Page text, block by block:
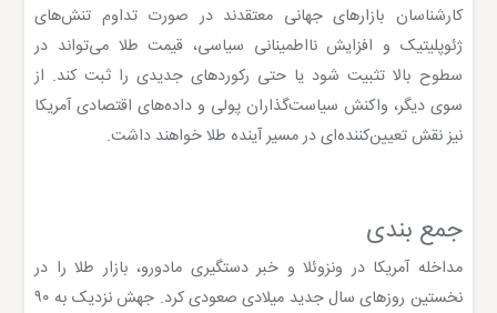
کارشناسان بازارهای جهانی معتقدند در صورت تداوم تنش‌های
ژئوپلیتیک و افزایش نااطمینانی سیاسی، قیمت طلا می‌تواند در
سطوح بالا تثبیت شود یا حتی رکوردهای جدیدی را ثبت کند. از
سوی دیگر، واکنش سیاست‌گذاران پولی و داده‌های اقتصادی آمریکا
نیز نقش تعیین‌کننده‌ای در مسیر آینده طلا خواهند داشت.
جمع بندی
مداخله آمریکا در ونزوئلا و خبر دستگیری مادورو، بازار طلا را در
نخستین روزهای سال جدید میلادی صعودی کرد. جهش نزدیک به ۹۰